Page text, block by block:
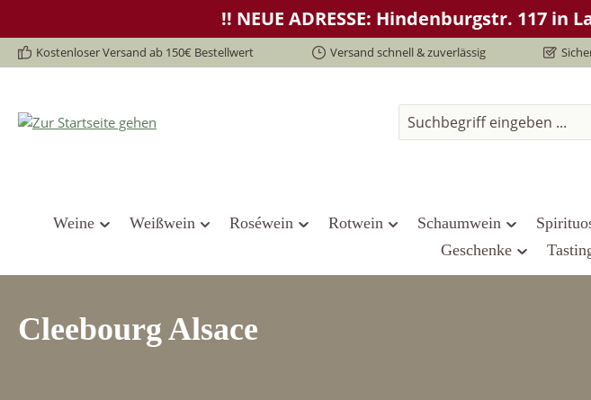
Zur Hauptnavigation springen!! NEUE ADRESSE: Hindenburgstr. 117 in
Kostenloser Versand ab 150€ Bestellwert Versand schnell & zuverlässig
Weine Weißwein Roséwein Rotwein Schaumwein
Geschenke
Cleebourg Alsace